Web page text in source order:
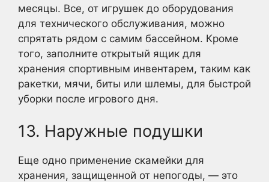
месяцы. Все, от игрушек до оборудования
для технического обслуживания, можно
спрятать рядом с самим бассейном. Кроме
того, заполните открытый ящик для
хранения спортивным инвентарем, таким как
ракетки, мячи, биты или шлемы, для быстрой
уборки после игрового дня.
13. Наружные подушки
Еще одно применение скамейки для
хранения, защищенной от непогоды, — это